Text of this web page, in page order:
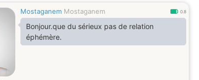
Mostaganem Mostaganem 0.8
Bonjour.que du sérieux pas de relation
éphémère.